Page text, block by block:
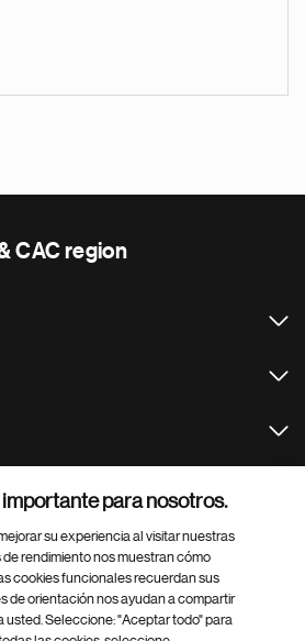
CAC region
para nosotros.
su experiencia al visitar nuestras
rendimiento nos muestran cómo
cookies funcionales recuerdan sus
de orientación nos ayudan a compartir
Seleccione: "Aceptar todo" para